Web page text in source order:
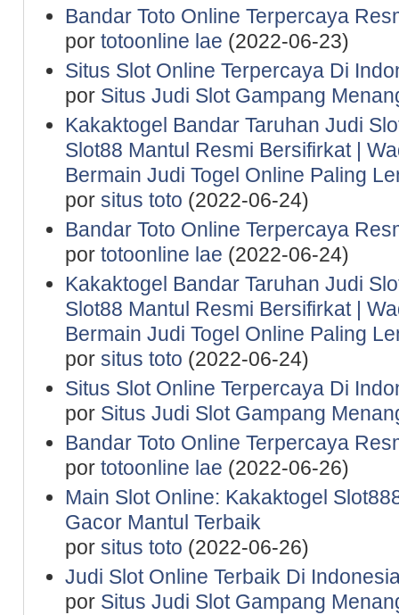
Bandar Toto Online Terpercaya
por totoonline lae (2022-06-23)
Situs Slot Online Terpercaya Di
por Situs Judi Slot Gampang
Kakaktogel Bandar Taruhan Judi
Slot88 Mantul Resmi Bersifirkat |
Bermain Judi Togel Online Paling
por situs toto (2022-06-24)
Bandar Toto Online Terpercaya
por totoonline lae (2022-06-24)
Kakaktogel Bandar Taruhan Judi
Slot88 Mantul Resmi Bersifirkat |
Bermain Judi Togel Online Paling
por situs toto (2022-06-24)
Situs Slot Online Terpercaya Di
por Situs Judi Slot Gampang
Bandar Toto Online Terpercaya
por totoonline lae (2022-06-26)
Main Slot Online: Kakaktogel
Gacor Mantul Terbaik
por situs toto (2022-06-26)
Judi Slot Online Terbaik Di
por Situs Judi Slot Gampang